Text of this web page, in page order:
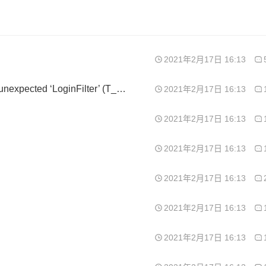
2021年2月17日 16:13
5.7的环境，安装时提示Parse error: syntax error, unexpected ‘LoginFilter’ (T_STRING) in /www/wwwroot/app/install/webapp/filter/LoginFilter.class.php on line 1，请问是怎么回事？ 2021年2月17日 16:13
2021年2月17日 16:13
2021年2月17日 16:13
2021年2月17日 16:13
2021年2月17日 16:13
2021年2月17日 16:13